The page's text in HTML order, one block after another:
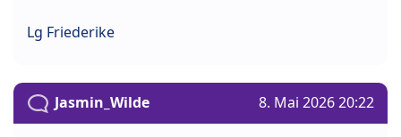
Lg Friederike
Jasmin_Wilde 8. Mai 2026 20:22